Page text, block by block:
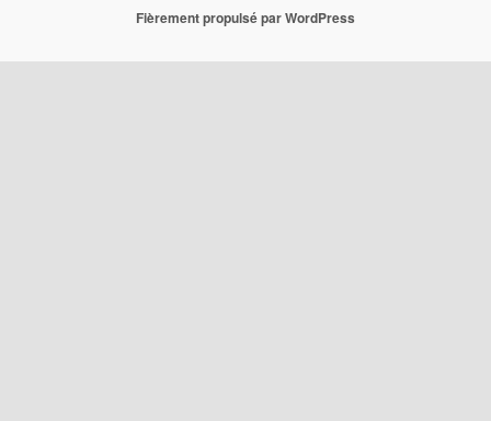
Fièrement propulsé par WordPress